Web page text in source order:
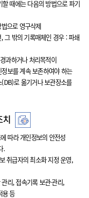
때에는 다음의 방법으로 파기
으로 영구삭제
그 밖의 기록매체인 경우 : 파쇄
과하거나 처리목적이
보를 계속 보존하여야 하는
로 옮기거나 보관장소를
따라 개인정보의 안전성
.
취급자의 최소화 지정 운영,
리, 접속기록 보관·관리,
용 등